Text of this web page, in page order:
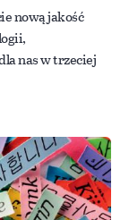
nową jakość
nas w trzeciej